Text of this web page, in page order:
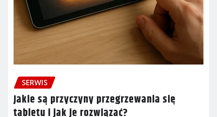
SERWIS
Jakie są przyczyny przegrzewania się
tabletu i jak je rozwiązać?